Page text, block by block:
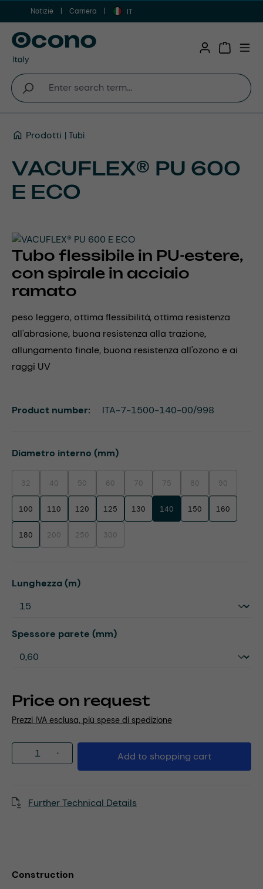
Vai al contenuto principale
Notizie Carriera IT
Prodotti Tubi
VACUFLEX® PU 600
E ECO
Tubo flessibile in PU-estere,
con spirale in acciaio
ramato
peso leggero, ottima flessibilità, ottima resistenza
all'abrasione, buona resistenza alla trazione,
allungamento finale, buona resistenza all'ozono e ai
raggi UV
Price on request
Prezzi IVA esclusa, più spese di spedizione
Select
Diametro interno (mm)
32(This option is currently unavailable.)
40(This option is currently unavailable.)
50(This option is currently unavailable.)
60(This option is currently unavailable.)
70(This option is currently unavailable.)
75(This option is currently
80(This option is
90(This option
100 110 120 125 130 140 150 160
180 200(This option is currently unavailable.)
250(This option is currently unavailable.)
300(This option is currently unavailable.)
Select
Lunghezza (m)
Select
Spessore parete (mm)
Product Quantity: Enter the desired
Add to shopping cart
Product number: ITA-7-1500-140-00/998
Further Technical Details
Construction